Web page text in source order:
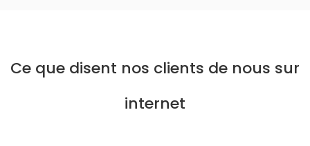
Ce que disent nos clients de nous sur
internet